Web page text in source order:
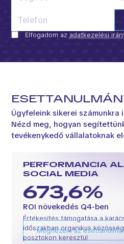
Elfogadom az adatkezelési
Ügyfeleink sikerei számunkra
Nézd meg, hogyan
tevékenykedő vállalatoknak
PERFORMANCIA
SOCIAL MEDIA
673,6%
ROI növekedés Q4-ben
Értékesítés támogatása a
időszakban organikus
posztokon keresztül
Megnézem az